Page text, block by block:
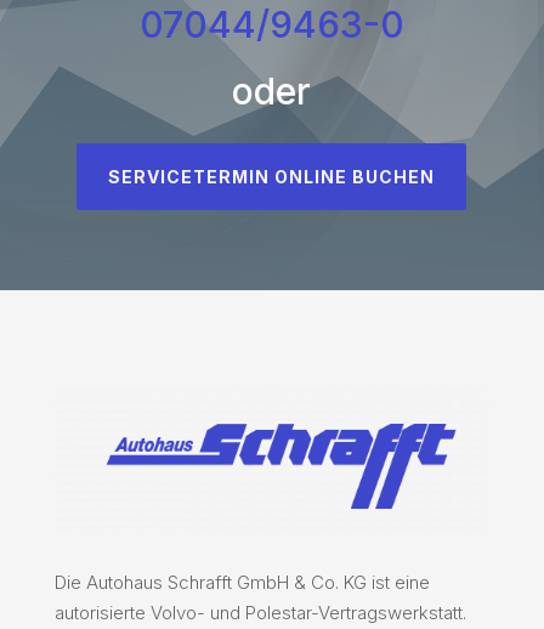
07044/9463-0
oder
SERVICETERMIN ONLINE BUCHEN
Die Autohaus Schrafft GmbH & Co. KG ist eine
autorisierte Volvo- und Polestar-Vertragswerkstatt.